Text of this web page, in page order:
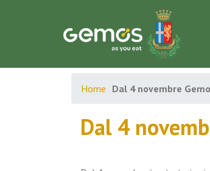
Home Dal 4 novembre
Dal 4